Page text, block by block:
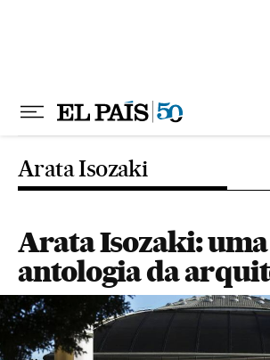
Arata Isozaki
Arata Isozaki: uma
antologia da